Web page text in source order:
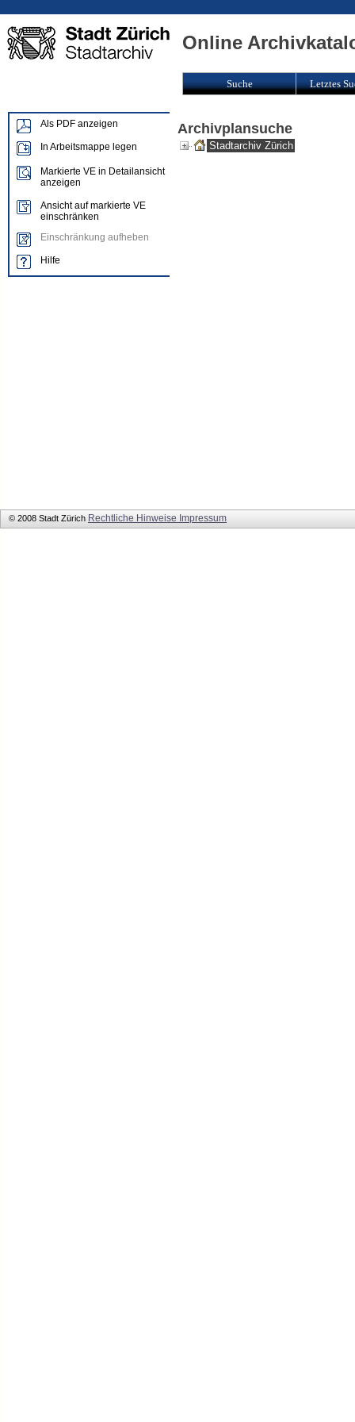
Archivplansuche
Stadtarchiv Zürich
Online
Suche Letztes
Als PDF anzeigen
In Arbeitsmappe legen
Markierte VE in Detailansicht
anzeigen
Ansicht auf markierte VE
einschränken
Einschränkung aufheben
Hilfe
© 2008 Stadt Zürich Rechtliche Hinweise Impressum